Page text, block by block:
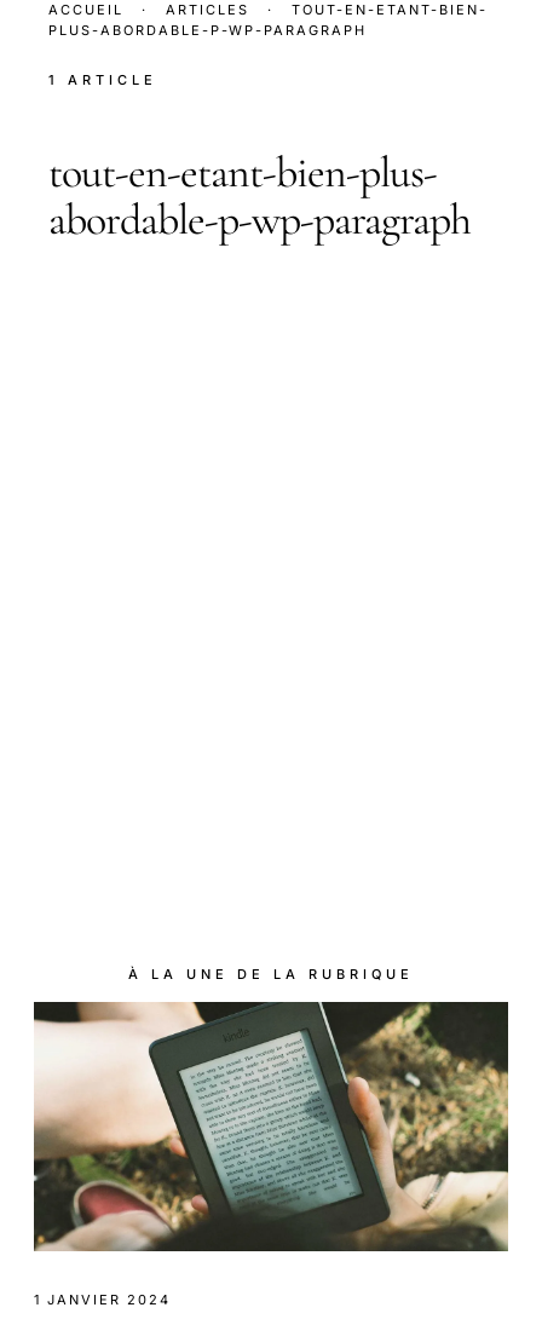
ACCUEIL · ARTICLES ·
TOUT-EN-ETANT-BIEN-
PLUS-ABORDABLE-P-WP-PARAGRAPH
1 ARTICLE
tout-en-etant-bien-plus-
abordable-p-wp-paragraph
À LA UNE DE LA RUBRIQUE
1 JANVIER 2024